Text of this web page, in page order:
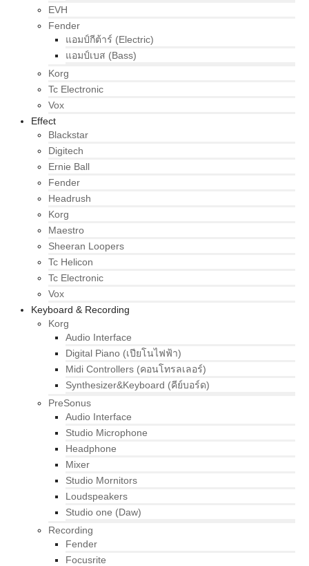
EVH
Fender
แอมป์กีต้าร์ (Electric)
แอมป์เบส (Bass)
Korg
Tc Electronic
Vox
Effect
Blackstar
Digitech
Ernie Ball
Fender
Headrush
Korg
Maestro
Sheeran Loopers
Tc Helicon
Tc Electronic
Vox
Keyboard & Recording
Korg
Audio Interface
Digital Piano (เปียโนไฟฟ้า)
Midi Controllers (คอนโทรลเลอร์)
Synthesizer&Keyboard (คีย์บอร์ด)
PreSonus
Audio Interface
Studio Microphone
Headphone
Mixer
Studio Mornitors
Loudspeakers
Studio one (Daw)
Recording
Fender
Focusrite